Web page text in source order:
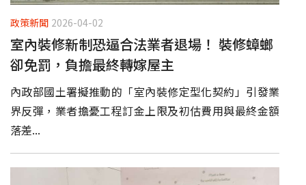
政策新聞 2026-04-02
室內裝修新制恐逼合法業者退場！ 裝修蟑螂
卻免罰，負擔最終轉嫁屋主
內政部國土署擬推動的「室內裝修定型化契約」引發業
界反彈，業者擔憂工程訂金上限及初估費用與最終金額
落差...